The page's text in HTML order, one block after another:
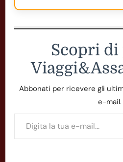
Scopri di
Abbonati per ricevere gli
e-mail.